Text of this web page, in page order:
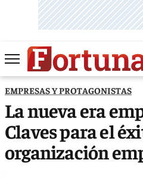
EMPRESAS Y PROTAGONISTAS
La nueva era
Claves para el
organización